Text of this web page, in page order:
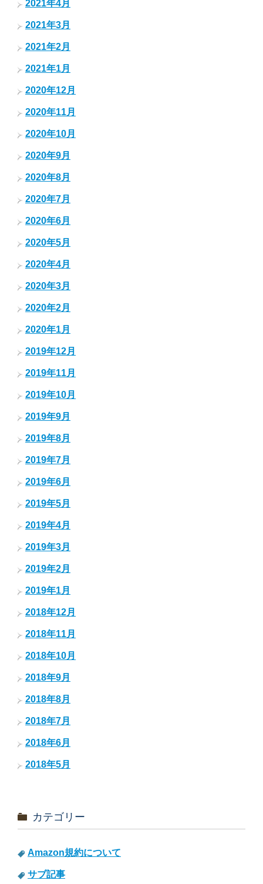
2021年4月
2021年3月
2021年2月
2021年1月
2020年12月
2020年11月
2020年10月
2020年9月
2020年8月
2020年7月
2020年6月
2020年5月
2020年4月
2020年3月
2020年2月
2020年1月
2019年12月
2019年11月
2019年10月
2019年9月
2019年8月
2019年7月
2019年6月
2019年5月
2019年4月
2019年3月
2019年2月
2019年1月
2018年12月
2018年11月
2018年10月
2018年9月
2018年8月
2018年7月
2018年6月
2018年5月
カテゴリー
Amazon規約について
サブ記事